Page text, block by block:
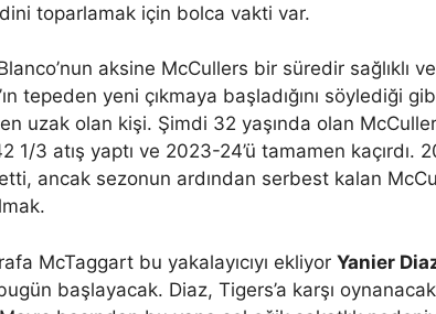
toparlamak için bolca vakti var.
aksine McCullers bir süredir sağlıklı
tepeden yeni çıkmaya başladığını söylediği
uzak olan kişi. Şimdi 32 yaşında olan
1/3 atış yaptı ve 2023-24’ü tamamen kaçırdı.
ancak sezonun ardından serbest kalan
McTaggart bu yakalayıcıyı ekliyor Yanier
başlayacak. Diaz, Tigers’a karşı